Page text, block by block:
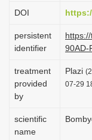
DOI
persistent
identifier
90AD-
treatment
provided
by
Plazi
07-29
scientific
name